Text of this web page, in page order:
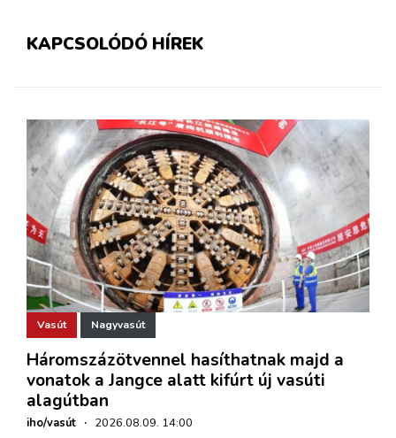
KAPCSOLÓDÓ HÍREK
Vasút Nagyvasút
Háromszázötvennel hasíthatnak majd a
vonatok a Jangce alatt kifúrt új vasúti
alagútban
iho/vasút · 2026.08.09. 14:00